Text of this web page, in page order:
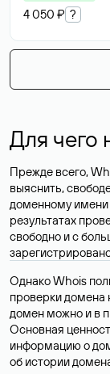
4 050 ₽ ?
Для чего
Прежде всего,
выяснить,
доменному имени
результатах
свободно и с
Однако Whois
проверки домена
домен можно и в
Основная
информацию о
об истории